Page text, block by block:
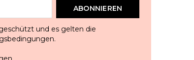
ABONNIEREN
und es gelten die
.